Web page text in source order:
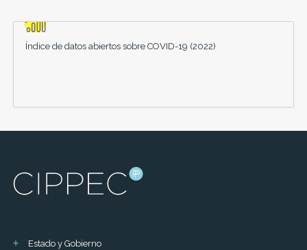
Índice de datos abiertos sobre COVID-19 (2022)
Estado y Gobierno